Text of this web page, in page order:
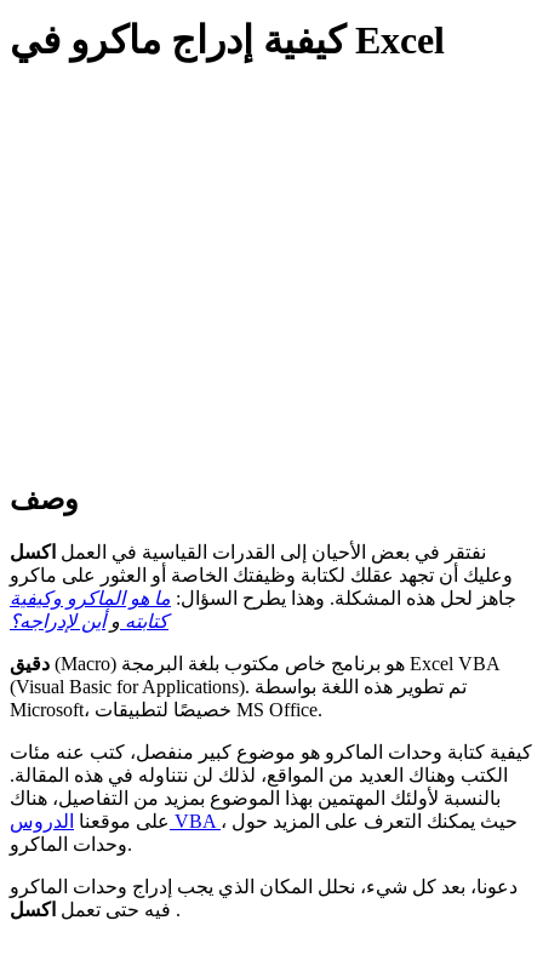
كيفية إدراج ماكرو في Excel
وصف
نفتقر في بعض الأحيان إلى القدرات القياسية في العمل اكسل
وعليك أن تجهد عقلك لكتابة وظيفتك الخاصة أو العثور على ماكرو
جاهز لحل هذه المشكلة. وهذا يطرح السؤال: ما هو الماكرو وكيفية
كتابته وأين لإدراجه؟
(Macro)
(Visual Basic for Applications). تم تطوير هذه اللغة بواسطة
Microsoft، خصيصًا لتطبيقات MS Office.
كيفية كتابة وحدات الماكرو هو موضوع كبير منفصل، كتب عنه مئات
الكتب وهناك العديد من المواقع، لذلك لن نتناوله في هذه المقالة.
بالنسبة لأولئك المهتمين بهذا الموضوع بمزيد من التفاصيل، هناك
على موقعنا الدروس VBA ، حيث يمكنك التعرف على المزيد حول
وحدات الماكرو.
دعونا، بعد كل شيء، نحلل المكان الذي يجب إدراج وحدات الماكرو
فيه حتى تعمل .